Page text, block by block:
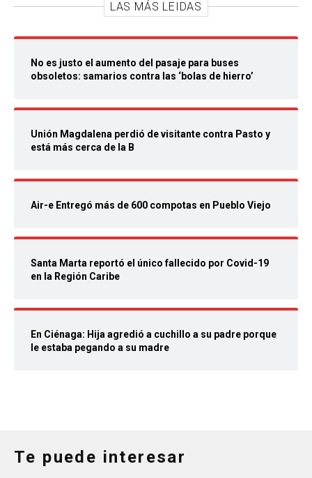
LAS MÁS LEIDAS
No es justo el aumento del pasaje para buses
obsoletos: samarios contra las ‘bolas de hierro’
Unión Magdalena perdió de visitante contra Pasto y
está más cerca de la B
Air-e Entregó más de 600 compotas en Pueblo Viejo
Santa Marta reportó el único fallecido por Covid-19
en la Región Caribe
En Ciénaga: Hija agredió a cuchillo a su padre porque
le estaba pegando a su madre
Te puede interesar